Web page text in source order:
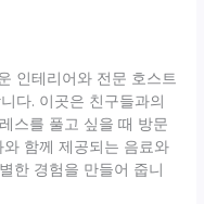
인테리어와 전문 호스트
다. 이곳은 친구들과의
스를 풀고 싶을 때 방문
함께 제공되는 음료와
한 경험을 만들어 줍니